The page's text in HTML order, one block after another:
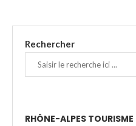
Rechercher
RHÔNE-ALPES TOURISME